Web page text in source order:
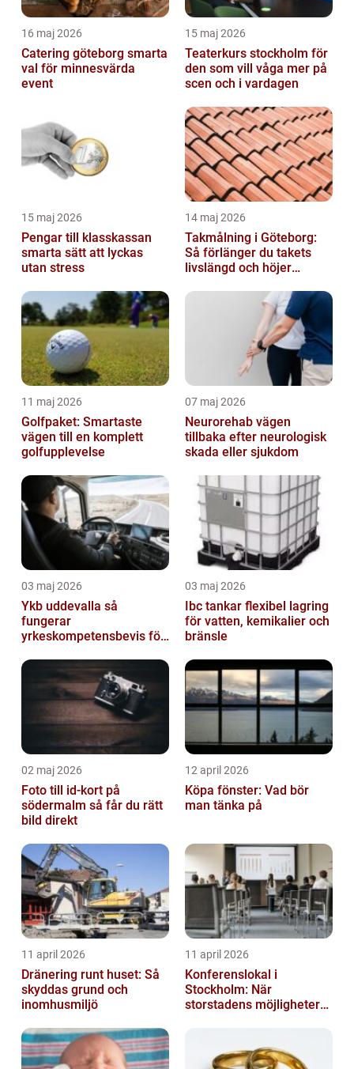
16 maj 2026
Catering göteborg smarta
val för minnesvärda
event
15 maj 2026
Teaterkurs stockholm för
den som vill våga mer på
scen och i vardagen
15 maj 2026
Pengar till klasskassan
smarta sätt att lyckas
utan stress
14 maj 2026
Takmålning i Göteborg:
Så förlänger du takets
livslängd och höjer
11 maj 2026
Golfpaket: Smartaste
vägen till en komplett
golfupplevelse
07 maj 2026
Neurorehab vägen
tillbaka efter neurologisk
skada eller sjukdom
03 maj 2026
Ykb uddevalla så
fungerar
yrkeskompetensbevis för
03 maj 2026
Ibc tankar flexibel lagring
för vatten, kemikalier och
bränsle
02 maj 2026
Foto till id-kort på
södermalm så får du rätt
bild direkt
12 april 2026
Köpa fönster: Vad bör
man tänka på
11 april 2026
Dränering runt huset: Så
skyddas grund och
inomhusmiljö
11 april 2026
Konferenslokal i
Stockholm: När
storstadens möjligheter